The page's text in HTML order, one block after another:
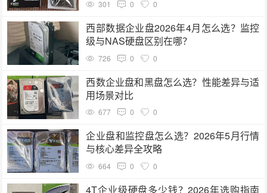
301 0 0
西部数据企业盘2026年4月怎么选？监控
级与NAS硬盘区别在哪？
726 0 0
西数企业盘和黑盘怎么选？性能差异与适
用场景对比
677 0 0
企业盘和监控盘怎么选？2026年5月行情
与核心差异全攻略
664 0 0
4T企业级硬盘多少钱？2026年选购指南